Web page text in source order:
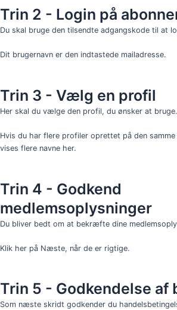
Trin 2 - Login på
Du skal bruge den tilsendte adgangskode til at
Dit brugernavn er den indtastede mailadresse.
Trin 3 - Vælg en profil
Her skal du vælge den profil, du ønsker at bruge.
Hvis du har flere profiler oprettet på den
vises flere navne her.
Trin 4 - Godkend
medlemsoplysninger
Du bliver bedt om at bekræfte dine
Klik her på Næste, når de er rigtige.
Trin 5 - Godkendelse af
Som næste skridt godkender du